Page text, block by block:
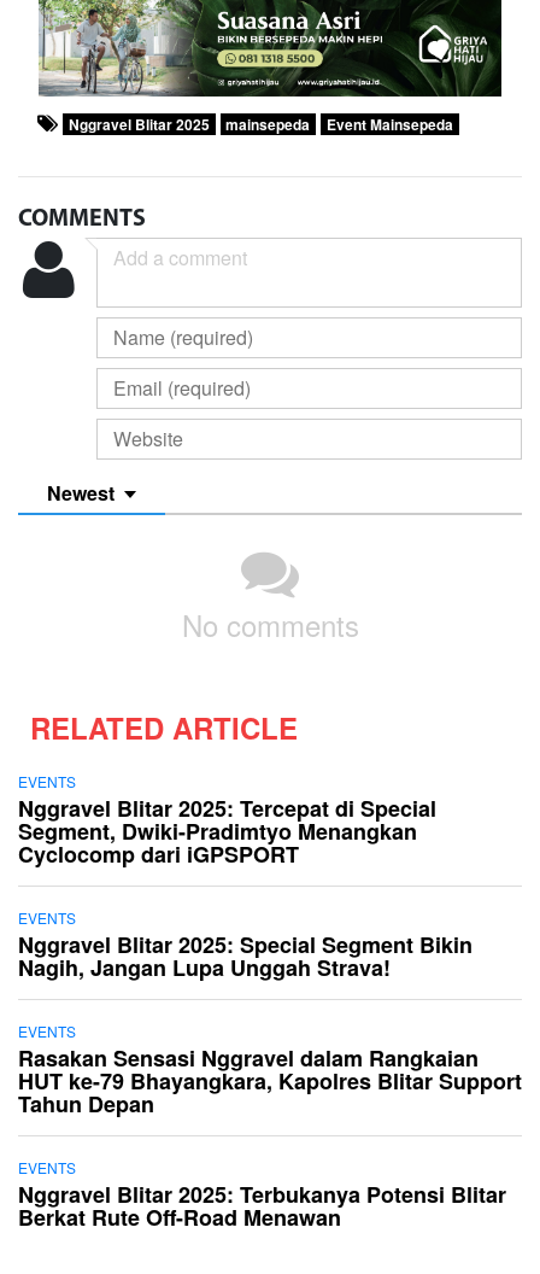
Nggravel Blitar 2025 mainsepeda Event Mainsepeda
COMMENTS
Newest
No comments
RELATED ARTICLE
EVENTS
Nggravel Blitar 2025: Tercepat di Special
Segment, Dwiki-Pradimtyo Menangkan
Cyclocomp dari iGPSPORT
EVENTS
Nggravel Blitar 2025: Special Segment Bikin
Nagih, Jangan Lupa Unggah Strava!
EVENTS
Rasakan Sensasi Nggravel dalam Rangkaian
HUT ke-79 Bhayangkara, Kapolres Blitar Support
Tahun Depan
EVENTS
Nggravel Blitar 2025: Terbukanya Potensi Blitar
Berkat Rute Off-Road Menawan